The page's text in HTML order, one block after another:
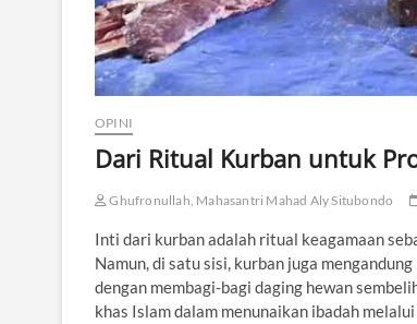
OPINI
Dari Ritual Kurban untuk
Ghufronullah, Mahasantri Mahad Aly Situbondo
Inti dari kurban adalah ritual keagamaan
Namun, di satu sisi, kurban juga
dengan membagi-bagi daging hewan
khas Islam dalam menunaikan ibadah